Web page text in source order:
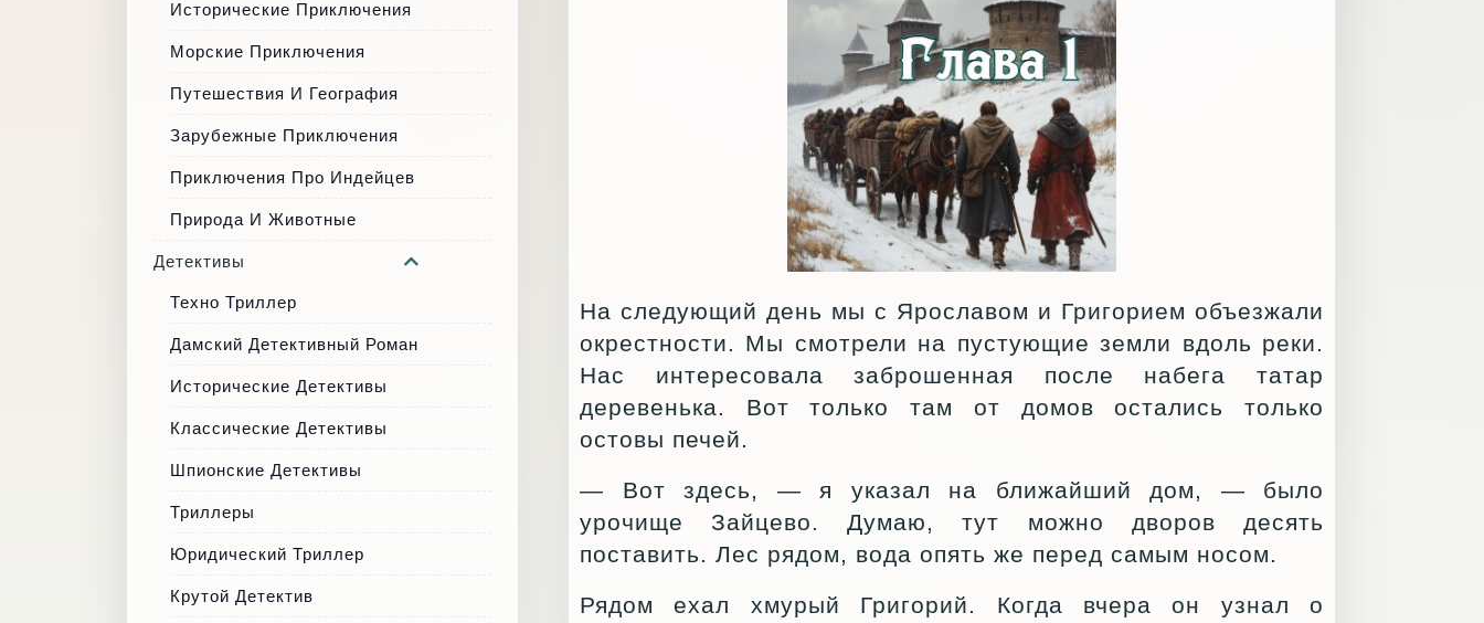
На следующий день мы с Ярославом и Григорием объезжали
окрестности. Мы смотрели на пустующие земли вдоль реки.
Нас интересовала заброшенная после набега татар
деревенька. Вот только там от домов остались только
остовы печей.
— Вот здесь, — я указал на ближайший дом, — было
урочище Зайцево. Думаю, тут можно дворов десять
поставить. Лес рядом, вода опять же перед самым носом.
Рядом ехал хмурый Григорий. Когда вчера он узнал о
Исторические Приключения
Морские Приключения
Путешествия И География
Зарубежные Приключения
Приключения Про Индейцев
Природа И Животные
Детективы
Техно Триллер
Дамский Детективный Роман
Исторические Детективы
Классические Детективы
Шпионские Детективы
Триллеры
Юридический Триллер
Крутой Детектив